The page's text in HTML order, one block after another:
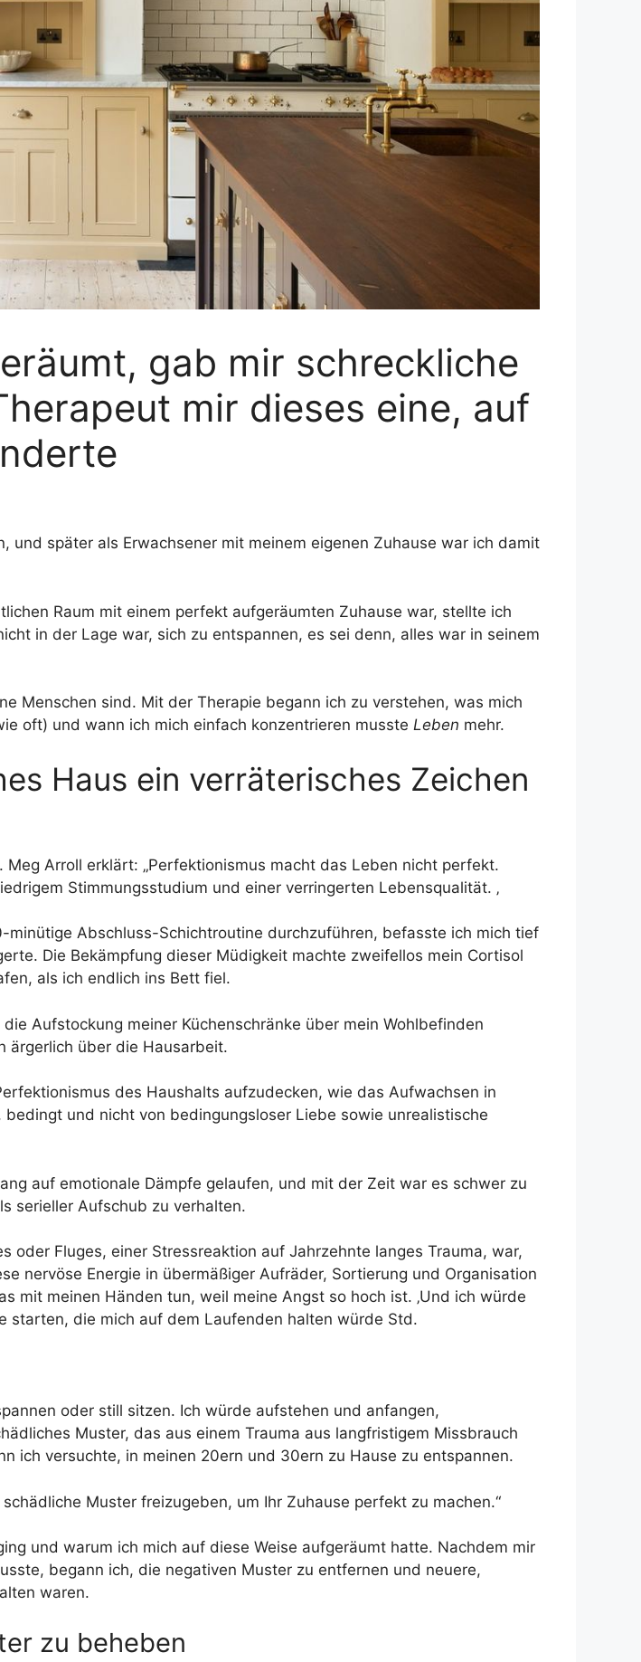
gab mir schreckliche
mir dieses eine, auf
und später als Erwachsener mit meinem eigenen Zuhause war ich damit
Raum mit einem perfekt aufgeräumten Zuhause war, stellte ich
in der Lage war, sich zu entspannen, es sei denn, alles war in seinem
Menschen sind. Mit der Therapie begann ich zu verstehen, was mich
oft) und wann ich mich einfach konzentrieren musste Leben mehr.
Haus ein verräterisches Zeichen
Arroll erklärt: „Perfektionismus macht das Leben nicht perfekt.
Stimmungsstudium und einer verringerten Lebensqualität. ‚
Abschluss-Schichtroutine durchzuführen, befasste ich mich tief
Die Bekämpfung dieser Müdigkeit machte zweifellos mein Cortisol
als ich endlich ins Bett fiel.
Aufstockung meiner Küchenschränke über mein Wohlbefinden
ärgerlich über die Hausarbeit.
des Haushalts aufzudecken, wie das Aufwachsen in
und nicht von bedingungsloser Liebe sowie unrealistische
auf emotionale Dämpfe gelaufen, und mit der Zeit war es schwer zu
serieller Aufschub zu verhalten.
Fluges, einer Stressreaktion auf Jahrzehnte langes Trauma, war,
nervöse Energie in übermäßiger Aufräder, Sortierung und Organisation
mit meinen Händen tun, weil meine Angst so hoch ist. ‚Und ich würde
starten, die mich auf dem Laufenden halten würde Std.
oder still sitzen. Ich würde aufstehen und anfangen,
Muster, das aus einem Trauma aus langfristigem Missbrauch
ich versuchte, in meinen 20ern und 30ern zu Hause zu entspannen.
Muster freizugeben, um Ihr Zuhause perfekt zu machen.“
und warum ich mich auf diese Weise aufgeräumt hatte. Nachdem mir
begann ich, die negativen Muster zu entfernen und neuere,
waren.
zu beheben